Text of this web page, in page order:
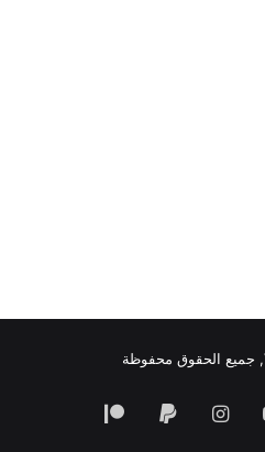
‫YouTubeانستقرام
‏Paypal
‫Patreon